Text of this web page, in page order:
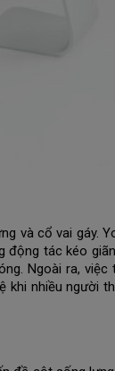
và cổ vai gáy.
tác kéo
Ngoài ra,
nhiều người